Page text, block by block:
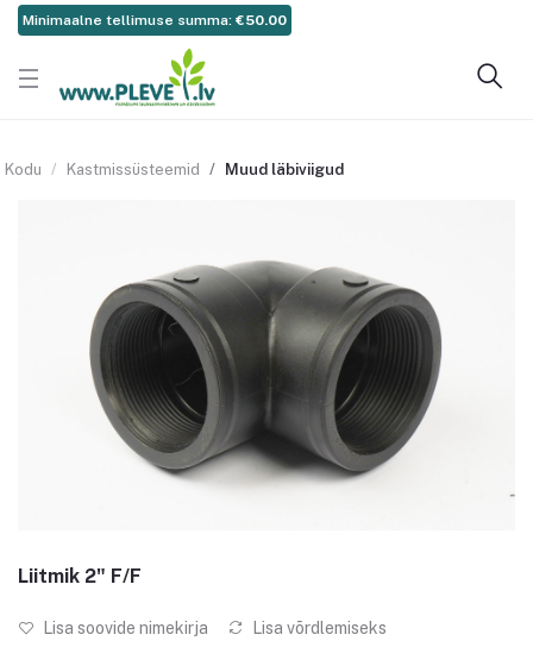
Minimaalne tellimuse summa: €50.00
Kodu Kastmissüsteemid Muud läbiviigud
Liitmik 2" F/F
Lisa soovide nimekirja Lisa võrdlemiseks